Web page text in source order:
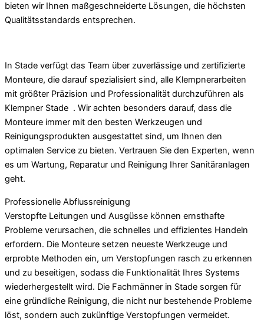
bieten wir Ihnen maßgeschneiderte Lösungen, die höchsten
Qualitätsstandards entsprechen.
In Stade verfügt das Team über zuverlässige und zertifizierte
Monteure, die darauf spezialisiert sind, alle Klempnerarbeiten
mit größter Präzision und Professionalität durchzuführen als
Klempner Stade . Wir achten besonders darauf, dass die
Monteure immer mit den besten Werkzeugen und
Reinigungsprodukten ausgestattet sind, um Ihnen den
optimalen Service zu bieten. Vertrauen Sie den Experten, wenn
es um Wartung, Reparatur und Reinigung Ihrer Sanitäranlagen
geht.
Professionelle Abflussreinigung
Verstopfte Leitungen und Ausgüsse können ernsthafte
Probleme verursachen, die schnelles und effizientes Handeln
erfordern. Die Monteure setzen neueste Werkzeuge und
erprobte Methoden ein, um Verstopfungen rasch zu erkennen
und zu beseitigen, sodass die Funktionalität Ihres Systems
wiederhergestellt wird. Die Fachmänner in Stade sorgen für
eine gründliche Reinigung, die nicht nur bestehende Probleme
löst, sondern auch zukünftige Verstopfungen vermeidet.